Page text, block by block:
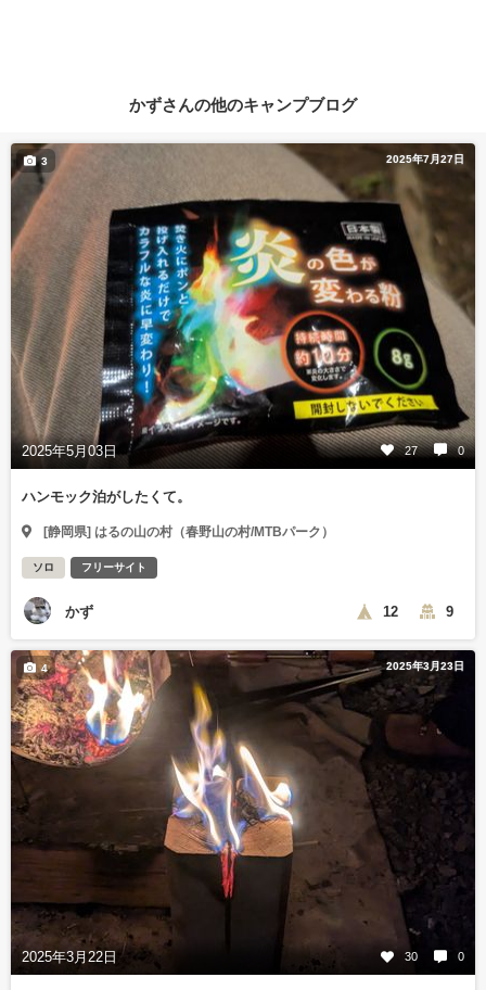
かずさんの他のキャンプブログ
2025年7月27日
2025年5月03日 27 0
3
ハンモック泊がしたくて。
[静岡県] はるの山の村（春野山の村/MTBパーク）
ソロ フリーサイト
かず 12 9
2025年3月23日
2025年3月22日 30 0
4